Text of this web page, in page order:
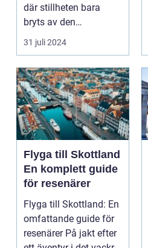
där stillheten bara
bryts av den
harmonisk...
31 juli 2024
Flyga till Skottland
En komplett guide
för resenärer
Flyga till Skottland: En
omfattande guide för
resenärer På jakt efter